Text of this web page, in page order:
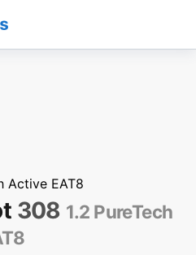
Active EAT8
308 1.2 PureTech